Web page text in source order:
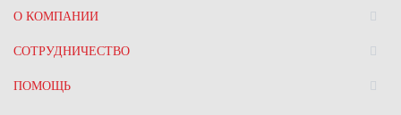
О КОМПАНИИ
СОТРУДНИЧЕСТВО
ПОМОЩЬ